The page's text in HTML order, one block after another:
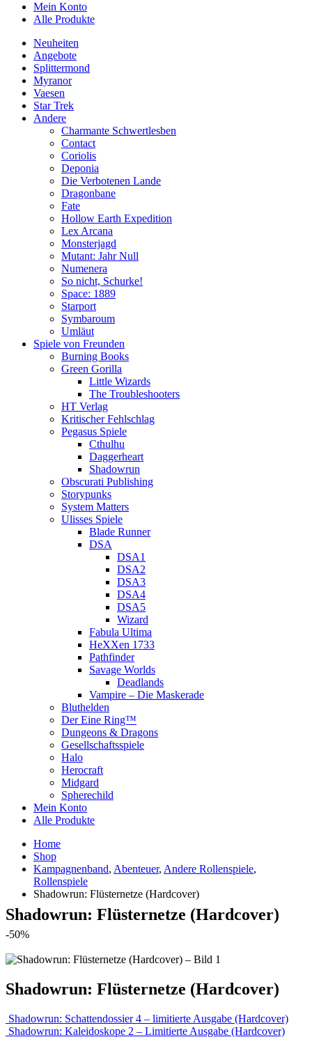
Mein Konto
Alle Produkte
Neuheiten
Angebote
Splittermond
Myranor
Vaesen
Star Trek
Andere
Charmante Schwertlesben
Contact
Coriolis
Deponia
Die Verbotenen Lande
Dragonbane
Fate
Hollow Earth Expedition
Lex Arcana
Monsterjagd
Mutant: Jahr Null
Numenera
So nicht, Schurke!
Space: 1889
Starport
Symbaroum
Umläut
Spiele von Freunden
Burning Books
Green Gorilla
Little Wizards
The Troubleshooters
HT Verlag
Kritischer Fehlschlag
Pegasus Spiele
Cthulhu
Daggerheart
Shadowrun
Obscurati Publishing
Storypunks
System Matters
Ulisses Spiele
Blade Runner
DSA
DSA1
DSA2
DSA3
DSA4
DSA5
Wizard
Fabula Ultima
HeXXen 1733
Pathfinder
Savage Worlds
Deadlands
Vampire – Die Maskerade
Bluthelden
Der Eine Ring™
Dungeons & Dragons
Gesellschaftsspiele
Halo
Herocraft
Midgard
Spherechild
Mein Konto
Alle Produkte
Home
Shop
Kampagnenband, Abenteuer, Andere Rollenspiele,
Rollenspiele
Shadowrun: Flüsternetze (Hardcover)
Shadowrun: Flüsternetze (Hardcover)
-50%
Shadowrun: Flüsternetze (Hardcover)
Shadowrun: Schattendossier 4 – limitierte Ausgabe (Hardcover)
Shadowrun: Kaleidoskope 2 – Limitierte Ausgabe (Hardcover)